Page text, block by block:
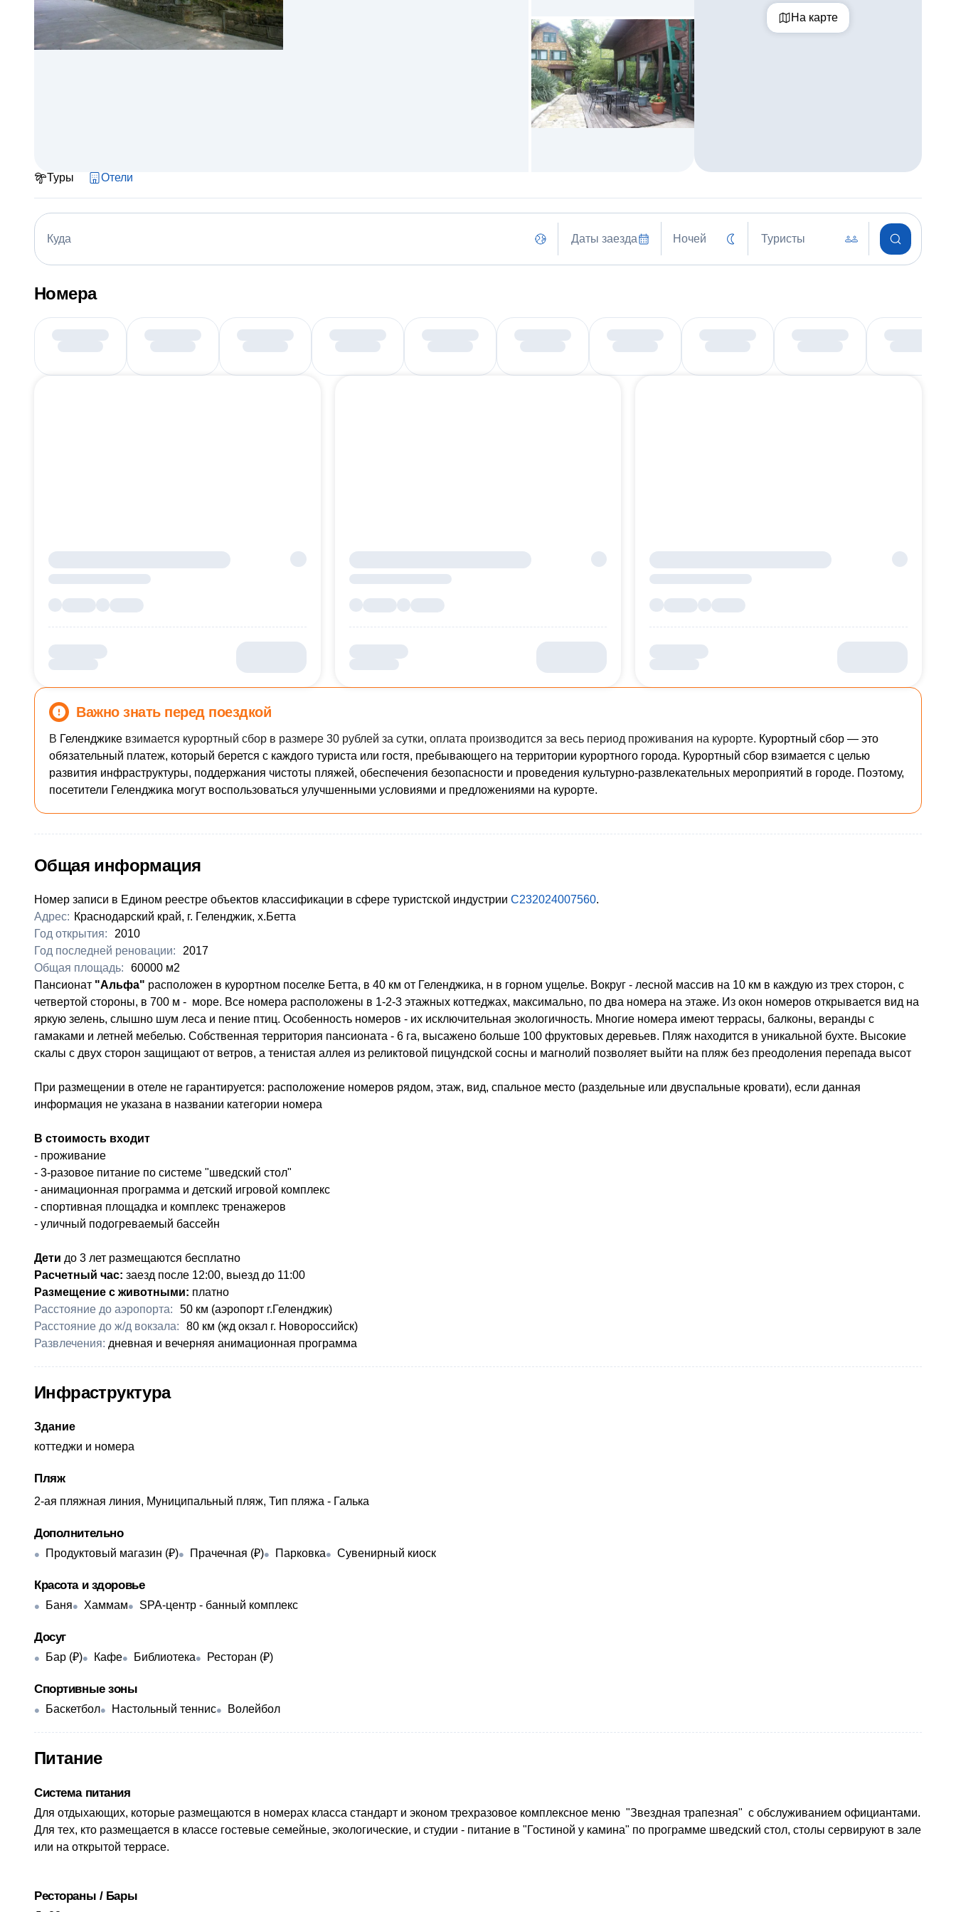
На карте
Туры Отели
Куда Даты заезда Ночей Туристы
Номера
Важно знать перед поездкой
В Геленджике взимается курортный сбор в размере 30 рублей за сутки, оплата производится за весь период проживания на курорте. Курортный сбор — это
обязательный платеж, который берется с каждого туриста или гостя, пребывающего на территории курортного города. Курортный сбор взимается с целью
развития инфраструктуры, поддержания чистоты пляжей, обеспечения безопасности и проведения культурно-развлекательных мероприятий в городе. Поэтому,
посетители Геленджика могут воспользоваться улучшенными условиями и предложениями на курорте.
Общая информация
Номер записи в Едином реестре объектов классификации в сфере туристской индустрии С232024007560.
Адрес: Краснодарский край, г. Геленджик, х.Бетта
Год открытия:
2010
Год последней реновации:
2017
Общая площадь:
60000 м2
Пансионат "Альфа" расположен в курортном поселке Бетта, в 40 км от Геленджика, н в горном ущелье. Вокруг - лесной массив на 10 км в каждую из трех сторон, с
четвертой стороны, в 700 м - море. Все номера расположены в 1-2-3 этажных коттеджах, максимально, по два номера на этаже. Из окон номеров открывается вид на
яркую зелень, слышно шум леса и пение птиц. Особенность номеров - их исключительная экологичность. Многие номера имеют террасы, балконы, веранды с
гамаками и летней мебелью. Собственная территория пансионата - 6 га, высажено больше 100 фруктовых деревьев. Пляж находится в уникальной бухте. Высокие
скалы с двух сторон защищают от ветров, а тенистая аллея из реликтовой пицундской сосны и магнолий позволяет выйти на пляж без преодоления перепада высот
При размещении в отеле не гарантируется: расположение номеров рядом, этаж, вид, спальное место (раздельные или двуспальные кровати), если данная
информация не указана в названии категории номера
В стоимость входит
- проживание
- 3-разовое питание по системе "шведский стол"
- анимационная программа и детский игровой комплекс
- спортивная площадка и комплекс тренажеров
- уличный подогреваемый бассейн
Дети до 3 лет размещаются бесплатно
Расчетный час: заезд после 12:00, выезд до 11:00
Размещение с животными: платно
Расстояние до аэропорта:
50 км (аэропорт г.Геленджик)
Расстояние до ж/д вокзала:
80 км (жд окзал г. Новороссийск)
Развлечения: дневная и вечерняя анимационная программа
Инфраструктура
Здание
коттеджи и номера
Пляж
2-ая пляжная линия, Муниципальный пляж, Тип пляжа - Галька
Дополнительно
Продуктовый магазин (₽) Прачечная (₽) Парковка Сувенирный киоск
Красота и здоровье
Баня Хаммам SPA-центр - банный комплекс
Досуг
Бар (₽) Кафе Библиотека Ресторан (₽)
Спортивные зоны
Баскетбол Настольный теннис Волейбол
Питание
Система питания
​Для отдыхающих, которые размещаются в номерах класса стандарт и эконом трехразовое комплексное меню "Звездная трапезная" с обслуживанием официантами.
Для тех, кто размещается в классе гостевые семейные, экологические, и студии - питание в "Гостиной у камина" по программе шведский стол, столы сервируют в зале
или на открытой террасе.
Рестораны / Бары